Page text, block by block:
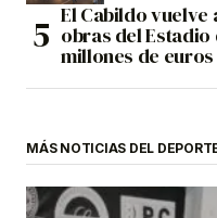
El Cabildo
obras del Estadio
millones de euros
MÁS NOTICIAS DEL